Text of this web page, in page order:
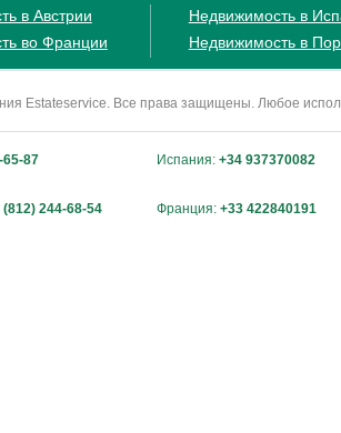
в Австрии
во Франции
Недвижимость в
Недвижимость в
Estateservice. Все права защищены. Любое
65-87 Испания: +34 937370082
(812) 244-68-54 Франция: +33 422840191